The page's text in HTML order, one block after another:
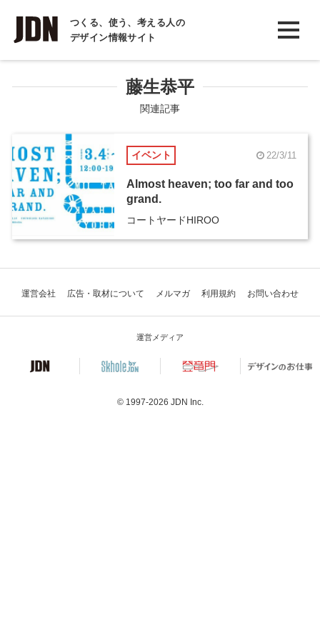
つくる、使う、考える人の
デザイン情報サイト
INTERVIEW
インタビュー
COLUMN
コラム
藤生恭平
関連記事
イベント 22/3/11
Almost heaven; too far and too
grand.
コートヤードHIROO
運営会社 広告・取材について メルマガ 利用規約 お問い合わせ
運営メディア
© 1997-2026 JDN Inc.